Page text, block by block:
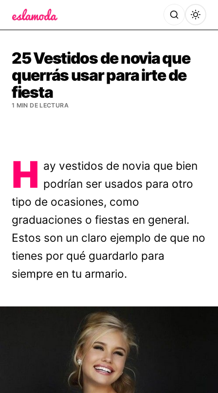
25 Vestidos de novia que
querrás usar para irte de
fiesta
1 MIN DE LECTURA
H ay vestidos de novia que bien
podrían ser usados para otro
tipo de ocasiones, como
graduaciones o fiestas en general.
Estos son un claro ejemplo de que no
tienes por qué guardarlo para
siempre en tu armario.